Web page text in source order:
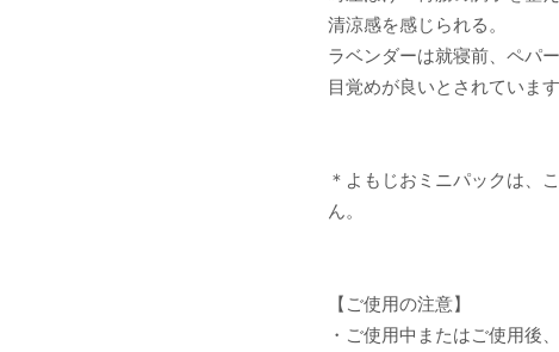
清涼感を感じられる。
ラベンダーは就寝前、ペパ
目覚めが良いとされています
＊よもじおミニパックは、
ん。
【ご使用の注意】
・ご使用中またはご使用後